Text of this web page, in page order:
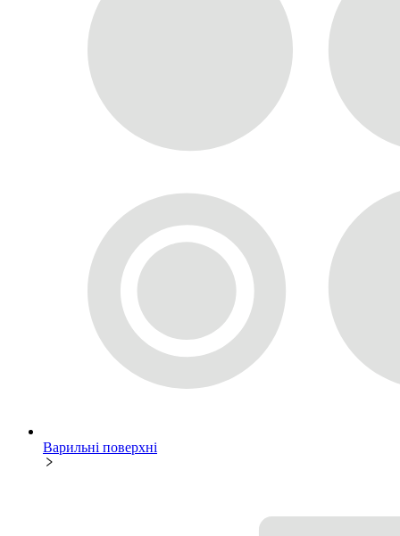
Варильні поверхні